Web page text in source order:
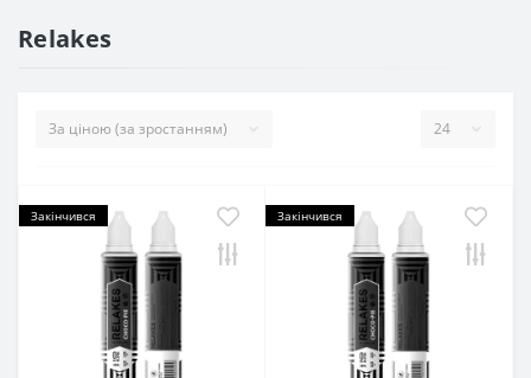
Relakes
Закінчився Закінчився